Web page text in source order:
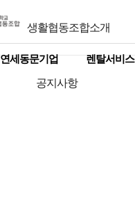
연세동문기업 렌탈서비스
생활협동조합소개
공지사항